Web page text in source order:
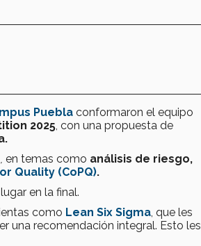
Puebla conformaron el equipo
2025 , con una propuesta de
en temas como análisis de riesgo,
Quality (CoPQ).
en la final.
como Lean Six Sigma , que les
una recomendación integral. Esto les